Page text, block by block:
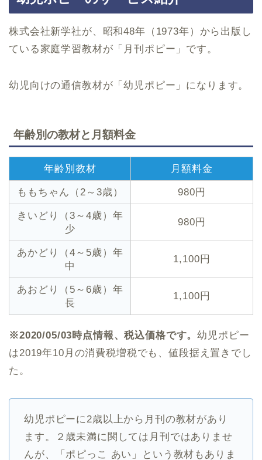
株式会社新学社が、昭和48年（1973年）から出版し
ている家庭学習教材が「月刊ポピー」です。
幼児向けの通信教材が「幼児ポピー」になります。
年齢別の教材と月額料金
年齢別教材 月額料金
ももちゃん（2～3歳） 980円
きいどり（3～4歳）年
少
980円
あかどり（4～5歳）年
中
1,100円
あおどり（5～6歳）年
長
1,100円
※2020/05/03時点情報、税込価格です。幼児ポピー
は2019年10月の消費税増税でも、値段据え置きでし
た。
幼児ポピーに2歳以上から月刊の教材があり
ます。２歳未満に関しては月刊ではありませ
んが、「ポピっこ あい」という教材もありま